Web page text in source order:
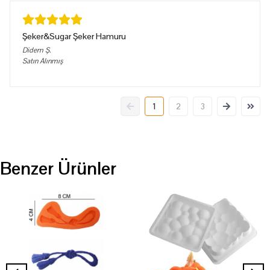
Şeker&Sugar Şeker Hamuru
Didem Ş.
Satın Alınmış
1 2 3
Benzer Ürünler